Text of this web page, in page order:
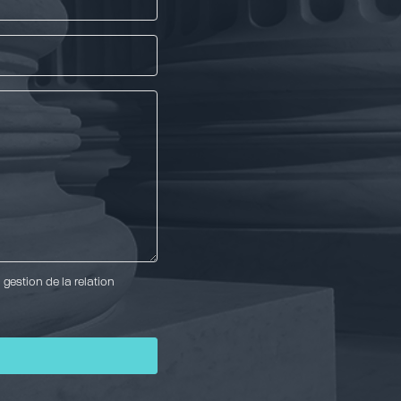
gestion de la relation